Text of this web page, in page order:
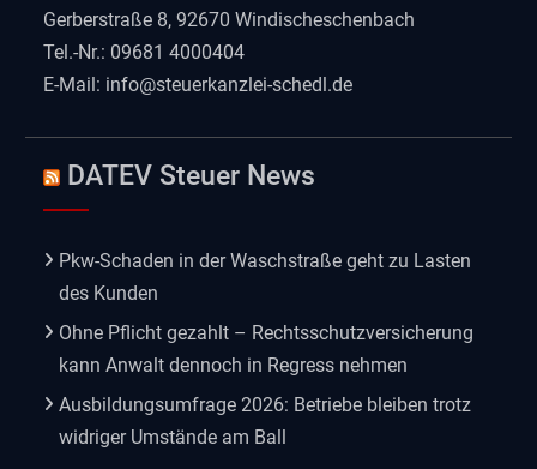
Gerberstraße 8, 92670 Windischeschenbach
Tel.-Nr.: 09681 4000404
E-Mail: info@steuerkanzlei-schedl.de
DATEV Steuer News
Pkw-Schaden in der Waschstraße geht zu Lasten
des Kunden
Ohne Pflicht gezahlt – Rechtsschutzversicherung
kann Anwalt dennoch in Regress nehmen
Ausbildungsumfrage 2026: Betriebe bleiben trotz
widriger Umstände am Ball